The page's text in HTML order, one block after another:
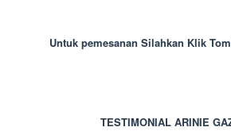
Untuk pemesanan Silahkan Klik
TESTIMONIAL ARINIE